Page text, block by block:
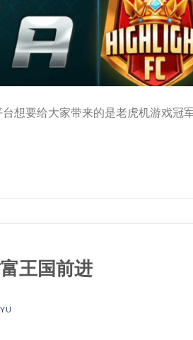
想要给大家带来的是老虎机游戏冠
王国前进